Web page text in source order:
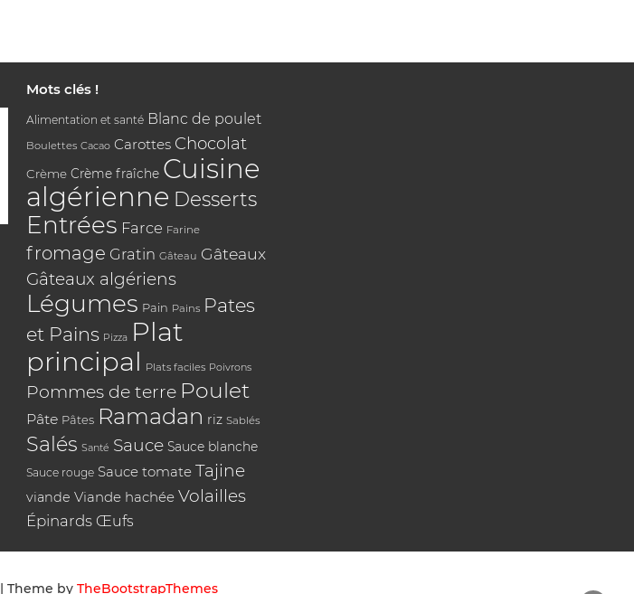
Mots clés !
Alimentation et santé Blanc de poulet
Boulettes Cacao Carottes Chocolat
Crème Crème fraîche Cuisine
algérienne Desserts
Entrées Farce Farine
fromage Gratin Gâteau Gâteaux
Gâteaux algériens
Légumes Pain Pains Pates
et Pains Pizza Plat
principal Plats faciles Poivrons
Pommes de terre Poulet
Pâte Pâtes Ramadan riz Sablés
Salés Santé Sauce Sauce blanche
Sauce rouge Sauce tomate Tajine
viande Viande hachée Volailles
Épinards Œufs
| Theme by TheBootstrapThemes